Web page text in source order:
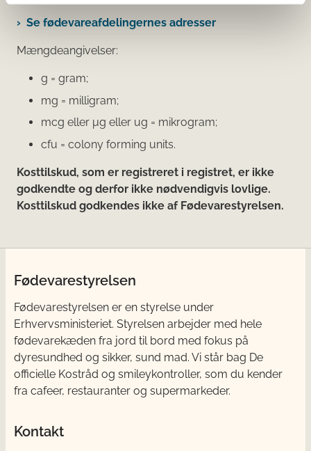
Se fødevareafdelingernes adresser
Mængdeangivelser:
g = gram;
mg = milligram;
mcg eller μg eller ug = mikrogram;
cfu = colony forming units.
Kosttilskud, som er registreret i registret, er ikke
godkendte og derfor ikke nødvendigvis lovlige.
Kosttilskud godkendes ikke af Fødevarestyrelsen.
Fødevarestyrelsen
Fødevarestyrelsen er en styrelse under
Erhvervsministeriet. Styrelsen arbejder med hele
fødevarekæden fra jord til bord med fokus på
dyresundhed og sikker, sund mad. Vi står bag De
officielle Kostråd og smileykontroller, som du kender
fra cafeer, restauranter og supermarkeder.
Kontakt